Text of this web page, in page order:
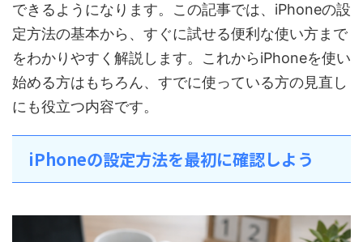
できるようになります。この記事では、iPhoneの設
定方法の基本から、すぐに試せる便利な使い方まで
をわかりやすく解説します。これからiPhoneを使い
始める方はもちろん、すでに使っている方の見直し
にも役立つ内容です。
iPhoneの設定方法を最初に確認しよう